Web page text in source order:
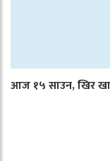
आज १५ साउन, खिर